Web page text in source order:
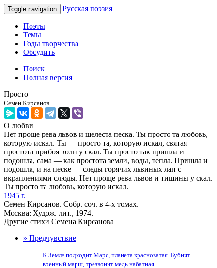
Toggle navigation Русская поэзия
Поэты
Темы
Годы творчества
Обсудить
Поиск
Полная версия
Просто
Семен Кирсанов
О любви
Нет проще рева львов и шелеста песка. Ты просто та любовь,
которую искал. Ты — просто та, которую искал, святая
простота прибоя волн у скал. Ты просто так пришла и
подошла, сама — как простота земли, воды, тепла. Пришла и
подошла, и на песке — следы горячих львиных лап с
вкраплениями слюды. Нет проще рева львов и тишины у скал.
Ты просто та любовь, которую искал.
1945 г.
Семен Кирсанов. Собр. соч. в 4-х томах.
Москва: Худож. лит., 1974.
Другие стихи Семена Кирсанова
» Предчувствие
К Земле подходит Марс, планета красноватая. Бубнит
военный марш, трезвонит медь набатная....